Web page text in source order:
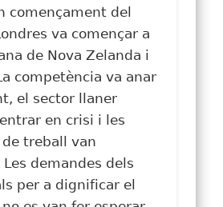
començament del
va començar a
de Nova Zelanda i
competència va anar
el sector llaner
en crisi i les
treball van
demandes dels
per a dignificar el